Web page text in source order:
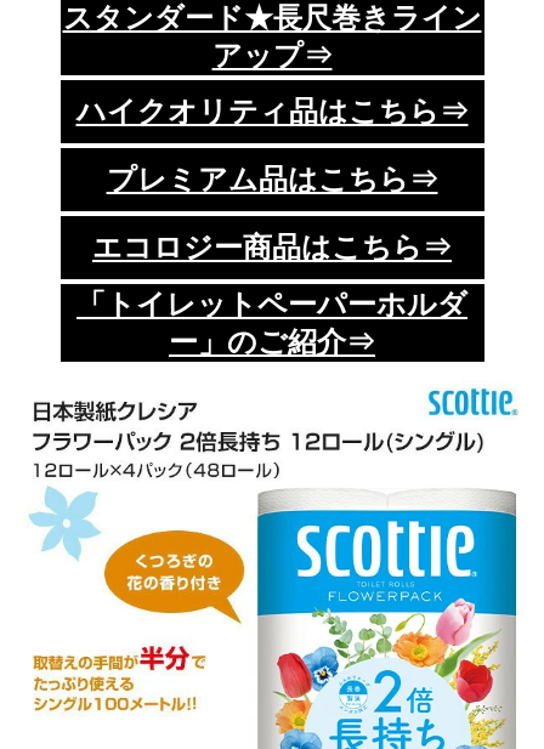
スタンダード★長尺巻きライン
アップ⇒
ハイクオリティ品はこちら⇒
プレミアム品はこちら⇒
エコロジー商品はこちら⇒
「トイレットペーパーホルダ
ー」のご紹介⇒